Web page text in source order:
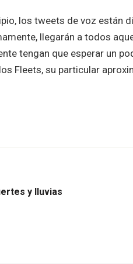
los tweets de voz están
llegarán a todos
tengan que esperar un
Fleets, su particular
y lluvias